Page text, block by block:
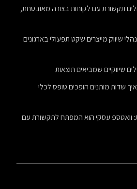
תקשורת עם לקוחות בצורה מאובטחת,
שיווק מייצרים שקט תפעולי בארגונים
שיווקיים שמביאים תוצאות
שדות מותנים הופכים טופס לכלי
וואטספ עסקי הוא המפתח לתקשורת עם